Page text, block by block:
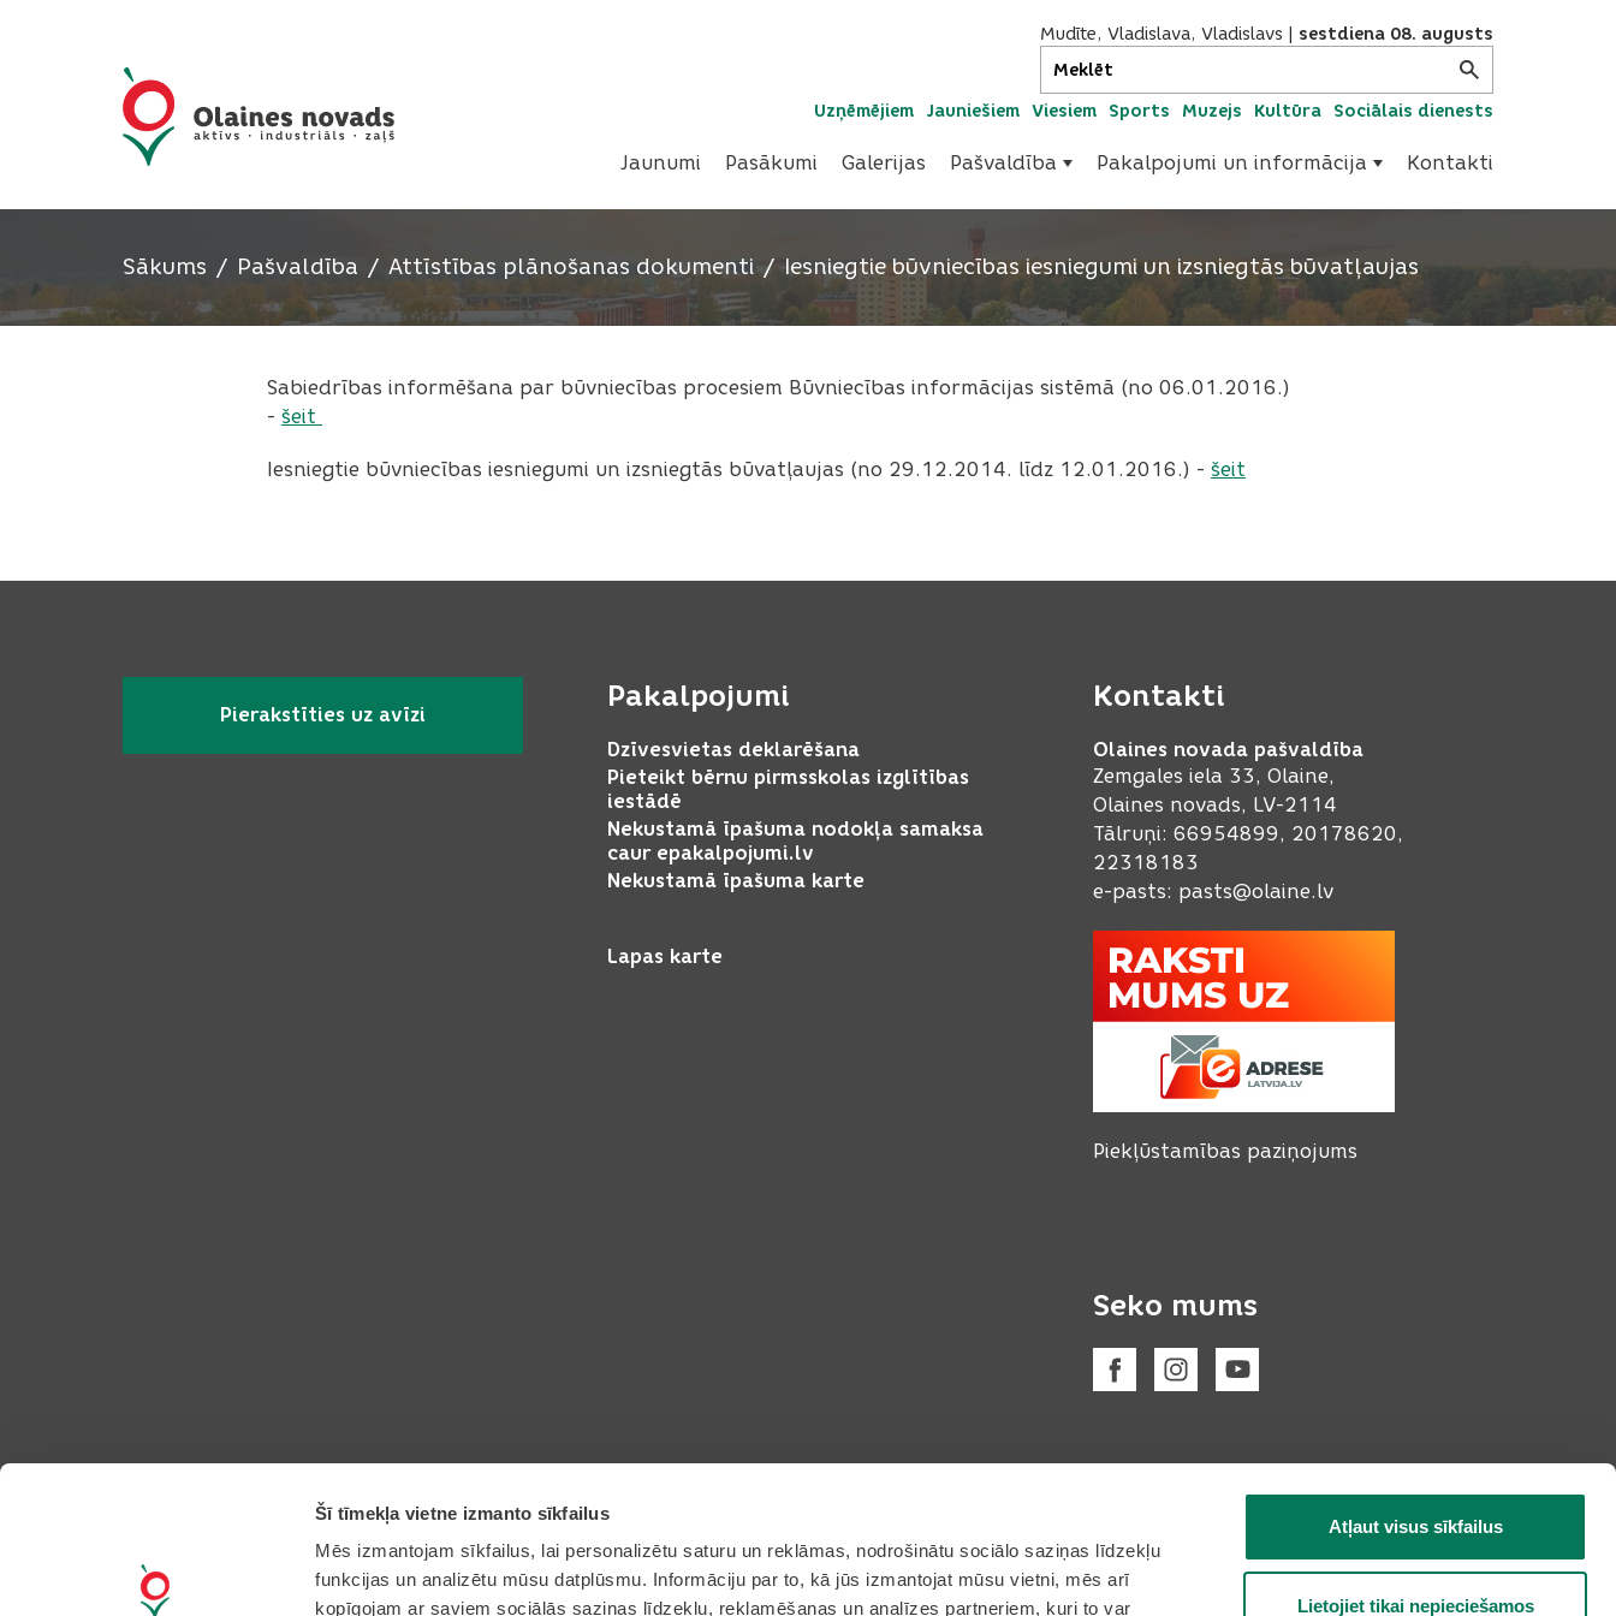
Šī tīmekļa vietne izmanto sīkfailus
Mēs izmantojam sīkfailus, lai personalizētu saturu un reklāmas, nodrošinātu sociālo saziņas līdzekļu
funkcijas un analizētu mūsu datplūsmu. Informāciju par to, kā jūs izmantojat mūsu vietni, mēs arī
kopīgojam ar saviem sociālās saziņas līdzekļu, reklamēšanas un analīzes partneriem, kuri to var
Atļaut visus sīkfailus
Lietojiet tikai nepieciešamos
Mudīte, Vladislava, Vladislavs sestdiena 08. augusts
Uzņēmējiem Jauniešiem Viesiem Sports Muzejs Kultūra Sociālais dienests
Jaunumi Pasākumi Galerijas Pašvaldība Pakalpojumi un informācija Kontakti
Sākums Pašvaldība Attīstības plānošanas dokumenti Iesniegtie būvniecības iesniegumi un izsniegtās būvatļaujas
Sabiedrības informēšana par būvniecības procesiem Būvniecības informācijas sistēmā (no 06.01.2016.)
- šeit
Iesniegtie būvniecības iesniegumi un izsniegtās būvatļaujas (no 29.12.2014. līdz 12.01.2016.) - šeit
Pierakstīties uz avīzi
Pakalpojumi
Dzīvesvietas deklarēšana
Pieteikt bērnu pirmsskolas izglītības
iestādē
Nekustamā īpašuma nodokļa samaksa
caur epakalpojumi.lv
Nekustamā īpašuma karte
Lapas karte
Kontakti
Olaines novada pašvaldība
Zemgales iela 33, Olaine,
Olaines novads, LV-2114
Tālruņi: 66954899, 20178620,
22318183
e-pasts: pasts@olaine.lv
Piekļūstamības paziņojums
Seko mums
© 2026 Olaine